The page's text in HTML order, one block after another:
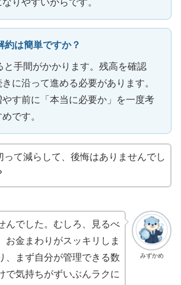
りやすいからです。
約は簡単ですか？
と手間がかかります。残高を確認
に沿って進める必要があります。
す前に「本当に必要か」を一度考
です。
って減らして、後悔はありませんでし
みずかめ
んでした。むしろ、見るべ
お金まわりがスッキリしま
、まず自分が管理できる数
で気持ちがずいぶんラクに